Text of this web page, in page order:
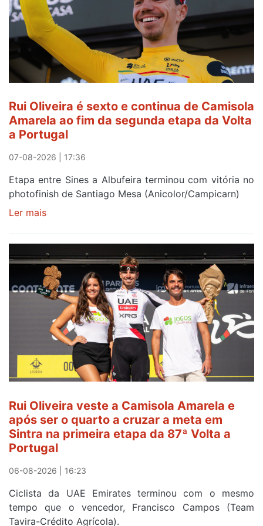
gaiense
Rui
Oliveira
após
quinto
lugar
Beja
e
Elvas
Rui Oliveira é sexto e continua de Camisola
Amarela ao fim da segunda etapa da Volta
a Portugal
07-08-2026 | 17:36
Etapa entre Sines a Albufeira terminou com vitória no
photofinish de Santiago Mesa (Anicolor/Campicarn)
Ler mais
Oliveira
é
sexto
e
continua
Camisola
Amarela
ao
da
etapa
da
Volta
a
Portugal
Rui Oliveira veste a Camisola Amarela e
após ser o quarto a cruzar a meta em
Sintra na primeira etapa da 87ª Volta a
Portugal
06-08-2026 | 16:23
Ciclista da UAE Emirates terminou com o mesmo
tempo que o vencedor, Francisco Campos (Team
Tavira-Crédito Agrícola).